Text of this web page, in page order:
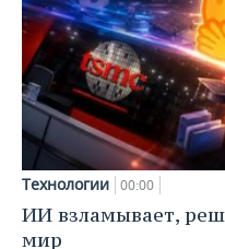
Технологии 00:00
ИИ взламывает,
мир